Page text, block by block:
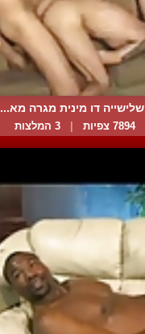
שלישייה דו מינית מגרה מא...
7894 צפיות | 3 המלצות